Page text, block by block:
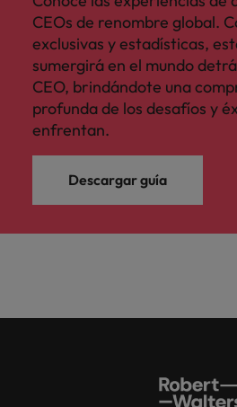
CEOs de renombre global.
exclusivas y estadísticas,
sumergirá en el mundo
CEO, brindándote una
profunda de los desafíos y
enfrentan.
Descargar guía